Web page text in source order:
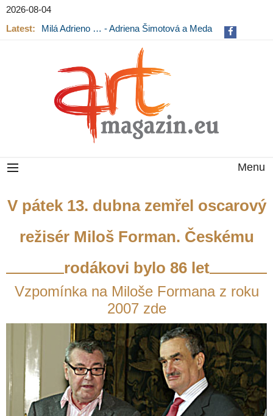
2026-08-04
Latest:
Milá Adrieno … - Adriena Šimotová a Meda
Menu
V pátek 13. dubna zemřel oscarový
režisér Miloš Forman. Českému
rodákovi bylo 86 let
Vzpomínka na Miloše Formana z roku
2007 zde